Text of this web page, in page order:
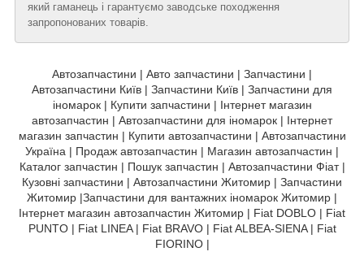
який гаманець і гарантуємо заводське походження
запропонованих товарів.
Автозапчастини | Авто запчастини | Запчастини |
Автозапчастини Київ | Запчастини Київ | Запчастини для
іномарок | Купити запчастини | Інтернет магазин
автозапчастин | Автозапчастини для іномарок | Інтернет
магазин запчастин | Купити автозапчастини | Автозапчастини
Україна | Продаж автозапчастин | Магазин автозапчастин |
Каталог запчастин | Пошук запчастин | Автозапчастини Фіат |
Кузовні запчастини | Автозапчастини Житомир | Запчастини
Житомир |Запчастини для вантажних іномарок Житомир |
Інтернет магазин автозапчастин Житомир | Fiat DOBLO | Fiat
PUNTO | Fiat LINEA | Fiat BRAVO | Fiat ALBEA-SIENA | Fiat
FIORINO |